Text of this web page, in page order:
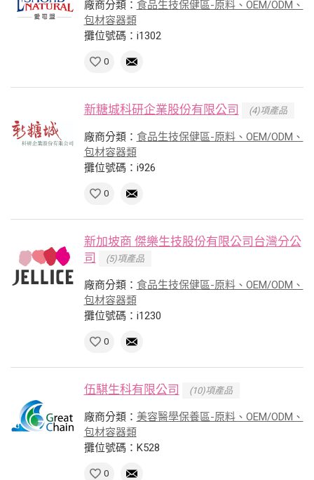
廠商分類： 食品生技保健區-原料、OEM/ODM、
包材容器類
攤位號碼：i1302
0
新糖城科研企業股份有限公司 (4)項產品
廠商分類： 食品生技保健區-原料、OEM/ODM、
包材容器類
攤位號碼：i926
0
新加坡商 傑樂生技股份有限公司台灣分公
司
(5)項產品
廠商分類： 食品生技保健區-原料、OEM/ODM、
包材容器類
攤位號碼：i1230
0
伍騏生科有限公司 (10)項產品
廠商分類： 美容醫學保養區-原料、OEM/ODM、
包材容器類
攤位號碼：K528
0